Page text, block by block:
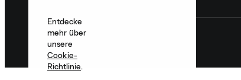
Entdecke
mehr über
unsere
Cookie-
Richtlinie.